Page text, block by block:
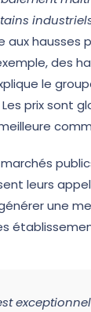
aux hausses
des
le
prix sont
leurs
une